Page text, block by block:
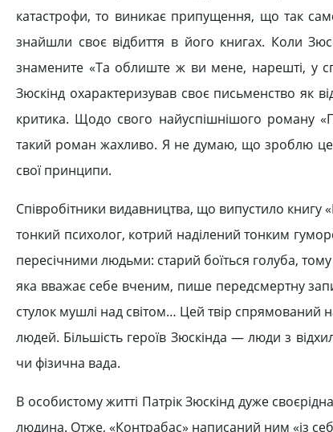
катастрофи, то виникає припущення, що так
знайшли своє відбиття в його книгах. Коли
знамените «Та облиште ж ви мене, нарешті, у
Зюскінд охарактеризував своє письменство як
критика. Щодо свого найуспішнішого роману
такий роман жахливо. Я не думаю, що зроблю це
свої принципи.
Співробітники видавництва, що випустило книгу
тонкий психолог, котрий наділений тонким
пересічними людьми: старий боїться голуба,
яка вважає себе вченим, пише передсмертну
стулок мушлі над світом… Цей твір спрямований
людей. Більшість героїв Зюскінда — люди з
чи фізична вада.
В особистому житті Патрік Зюскінд дуже
людина. Отже, «Контрабас» написаний ним «із